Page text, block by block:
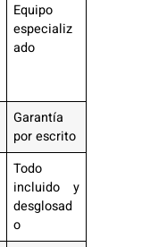
Equipo
especializ
ado
Garantía
por escrito
Todo
incluido y
desglosad
o